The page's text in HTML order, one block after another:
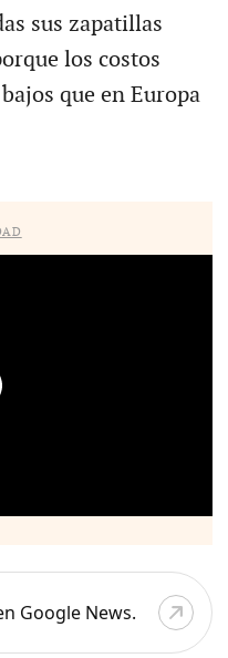
sus zapatillas
los costos
que en Europa
Google News.